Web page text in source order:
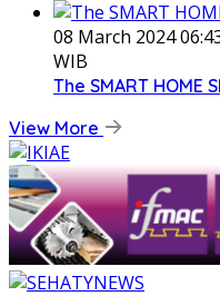
08 March 2024
WIB
The SMART HOME
View More